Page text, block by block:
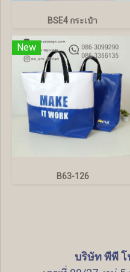
BSE4 กระเป๋า
New
B63-126
บริษัท พีพี